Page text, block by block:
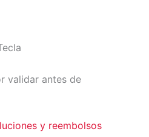
validar antes de
y reembolsos